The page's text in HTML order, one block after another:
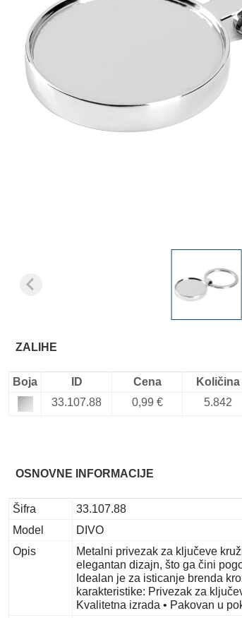
ZALIHE
Boja ID Cena Količina
33.107.88
0,99 € 5.842
OSNOVNE INFORMACIJE
Šifra
33.107.88
Model
DIVO
Opis
Metalni privezak za ključeve
elegantan dizajn, što ga čini
Idealan je za isticanje brenda
karakteristike: Privezak za
Kvalitetna izrada • Pakovan u